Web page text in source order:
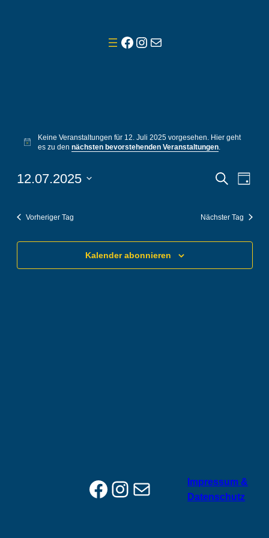
Facebook
Instagram
E-Mail
Veranstaltungen
für
12.
2025
Hinweis
Keine Veranstaltungen für 12. Juli 2025 vorgesehen. Hier geht
es zu dennächsten bevorstehenden Veranstaltungen
und
Suche
Tag
12.07.2025
Vorheriger Tag Nächster Tag
Kalender abonnieren
Facebook
Instagram
E-Mail
Impressum &
Datenschutz